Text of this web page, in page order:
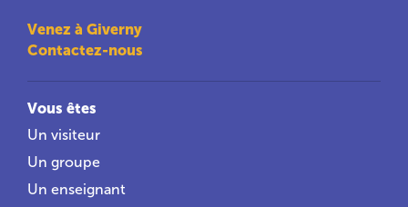
Venez à Giverny
Contactez-nous
Vous êtes
Un visiteur
Un groupe
Un enseignant